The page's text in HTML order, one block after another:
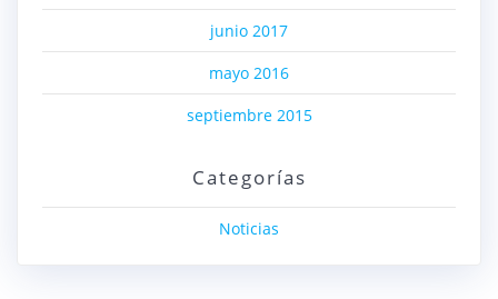
junio 2017
mayo 2016
septiembre 2015
Categorías
Noticias